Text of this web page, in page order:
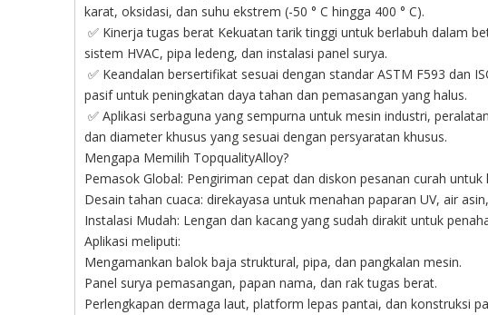
karat, oksidasi, dan suhu ekstrem (-50 ° C hingga 400 ° C).
✅ Kinerja tugas berat Kekuatan tarik tinggi untuk berlabuh dalam
sistem HVAC, pipa ledeng, dan instalasi panel surya.
✅ Keandalan bersertifikat sesuai dengan standar ASTM F593 dan
pasif untuk peningkatan daya tahan dan pemasangan yang halus.
✅ Aplikasi serbaguna yang sempurna untuk mesin industri,
dan diameter khusus yang sesuai dengan persyaratan khusus.
Mengapa Memilih TopqualityAlloy?
Pemasok Global: Pengiriman cepat dan diskon pesanan curah
Desain tahan cuaca: direkayasa untuk menahan paparan UV, air
Instalasi Mudah: Lengan dan kacang yang sudah dirakit untuk
Aplikasi meliputi:
Mengamankan balok baja struktural, pipa, dan pangkalan mesin.
Panel surya pemasangan, papan nama, dan rak tugas berat.
Perlengkapan dermaga laut, platform lepas pantai, dan konstruksi